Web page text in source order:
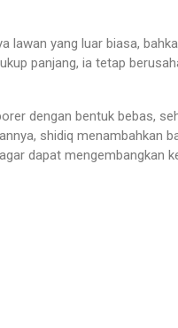
lawan yang luar biasa,
panjang, ia tetap
dengan bentuk bebas,
shidiq menambahkan
dapat mengembangkan